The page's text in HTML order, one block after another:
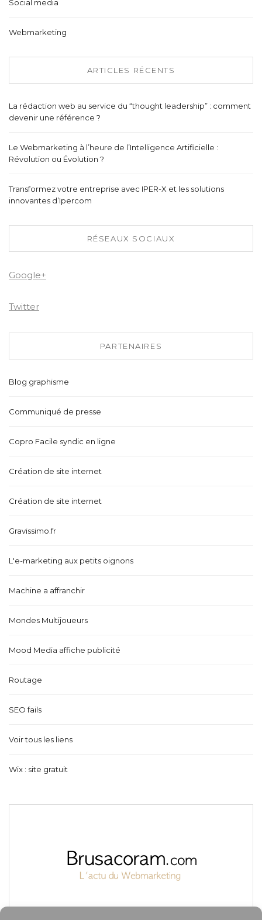
Social media
Webmarketing
ARTICLES RÉCENTS
La rédaction web au service du “thought leadership” : comment
devenir une référence ?
Le Webmarketing à l’heure de l’Intelligence Artificielle :
Révolution ou Évolution ?
Transformez votre entreprise avec IPER-X et les solutions
innovantes d’Ipercom
RÉSEAUX SOCIAUX
Google+
Twitter
PARTENAIRES
Blog graphisme
Communiqué de presse
Copro Facile syndic en ligne
Création de site internet
Création de site internet
Gravissimo.fr
L'e-marketing aux petits oignons
Machine a affranchir
Mondes Multijoueurs
Mood Media affiche publicité
Routage
SEO fails
Voir tous les liens
Wix : site gratuit